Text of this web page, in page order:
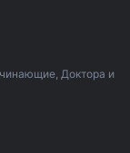
Доктора и